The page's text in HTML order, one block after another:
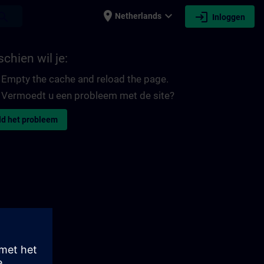
place Netherlands expand_more login Inloggen
wil je:
Empty the cache and reload the page.
Vermoedt u een probleem met de site?
het probleem